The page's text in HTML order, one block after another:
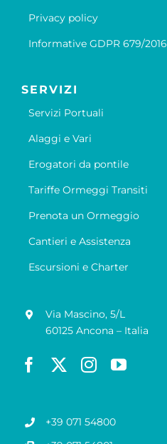
Privacy policy
Informative GDPR 679/2016
SERVIZI
Servizi Portuali
Alaggi e Vari
Erogatori da pontile
Tariffe Ormeggi Transiti
Prenota un Ormeggio
Cantieri e Assistenza
Escursioni e Charter
Via Mascino, 5/L
60125 Ancona – Italia
+39 071 54800